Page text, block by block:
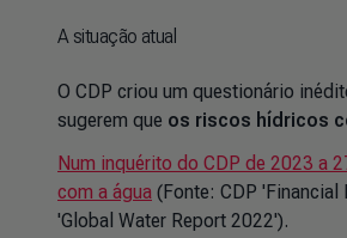
A situação atual
O CDP criou um questionário
sugerem que os riscos hídricos
Num inquérito do CDP de 2023 a
com a água (Fonte: CDP 'Financial
'Global Water Report 2022').